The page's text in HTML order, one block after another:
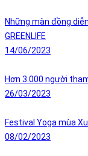
Những màn đồng
GREENLIFE
14/06/2023
Hơn 3.000 người
26/03/2023
Festival Yoga mùa
08/02/2023